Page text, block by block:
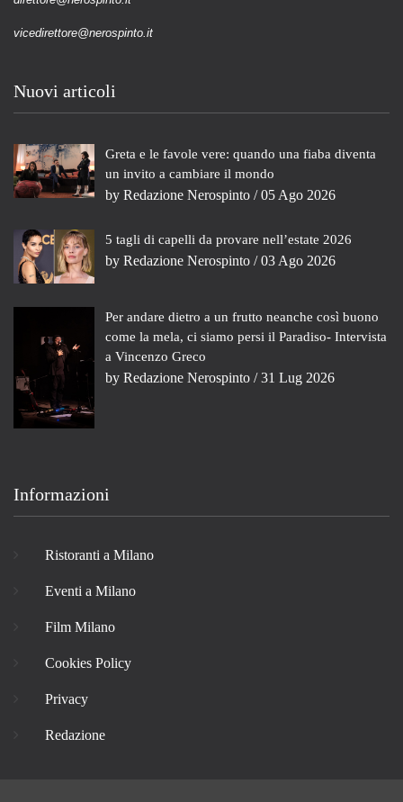
vicedirettore@nerospinto.it
Nuovi articoli
Greta e le favole vere: quando una fiaba diventa
un invito a cambiare il mondo
by Redazione Nerospinto / 05 Ago 2026
5 tagli di capelli da provare nell’estate 2026
by Redazione Nerospinto / 03 Ago 2026
Per andare dietro a un frutto neanche così buono
come la mela, ci siamo persi il Paradiso- Intervista
a Vincenzo Greco
by Redazione Nerospinto / 31 Lug 2026
Informazioni
Ristoranti a Milano
Eventi a Milano
Film Milano
Cookies Policy
Privacy
Redazione